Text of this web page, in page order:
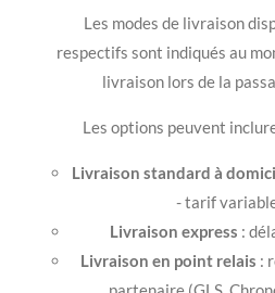
Les modes de livraison
respectifs sont indiqués au
livraison lors de la
Les options peuvent
Livraison standard à
- tarif
Livraison express :
Livraison en point relais :